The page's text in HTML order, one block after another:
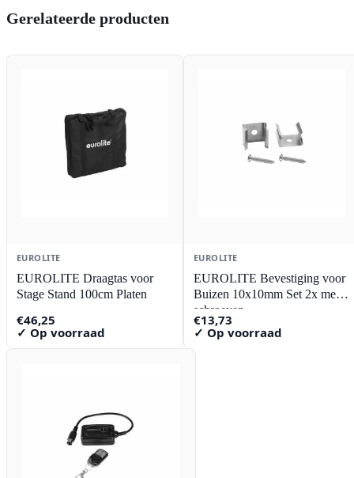
Gerelateerde producten
EUROLITE
EUROLITE Draagtas voor
Stage Stand 100cm Platen
€46,25
✓ Op voorraad
EUROLITE
EUROLITE Bevestiging voor
Buizen 10x10mm Set 2x met
schroeven
€13,73
✓ Op voorraad